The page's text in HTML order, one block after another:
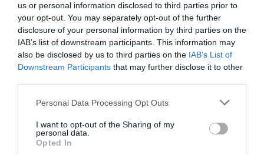
us or personal information disclosed to third parties prior to
your opt-out. You may separately opt-out of the further
disclosure of your personal information by third parties on the
IAB’s list of downstream participants. This information may
also be disclosed by us to third parties on the IAB’s List of
Downstream Participants that may further disclose it to other
Please note that this website/app uses one or more Google
not limited to your visit or usage behaviour. You may click to
grant or deny consent to Google and its third-party tags to
use your data for below specified purposes in below Google
Personal Data Processing Opt Outs
I want to opt-out of the Sharing of my
personal data.
Opted In